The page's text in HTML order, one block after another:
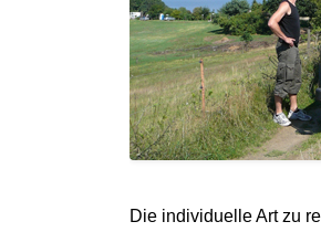
Die individuelle Art zu